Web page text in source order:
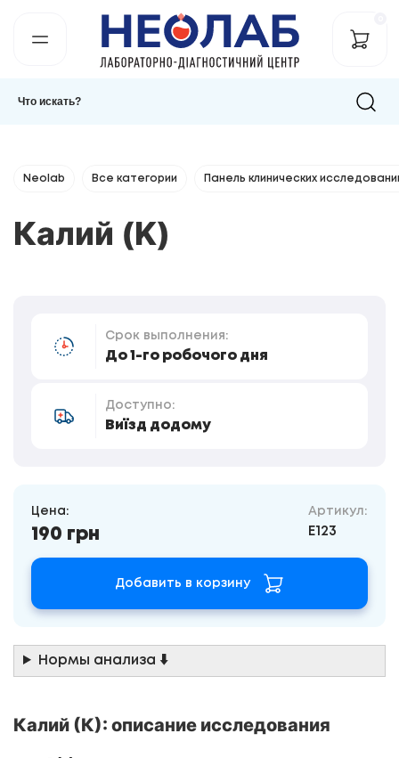
Neolab Все категории Панель клинических
Калий (K)
Нормы анализа ⬇️
Калий (К): описание исследования
Срок выполнения:
До 1-го робочого дня
Доступно:
Виїзд додому
Цена:
190 грн
Артикул:
E123
Добавить в корзину